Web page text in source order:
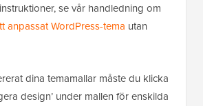
se vår handledning om
anpassat WordPress-tema utan
dina temamallar måste du klicka
design’ under mallen för enskilda